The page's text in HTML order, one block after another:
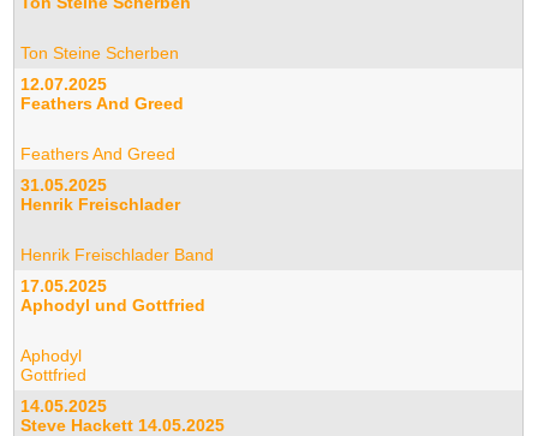
Ton Steine Scherben
12.07.2025
Feathers And Greed
Feathers And Greed
31.05.2025
Henrik Freischlader
Henrik Freischlader Band
17.05.2025
Aphodyl und Gottfried
Aphodyl
Gottfried
14.05.2025
Steve Hackett 14.05.2025